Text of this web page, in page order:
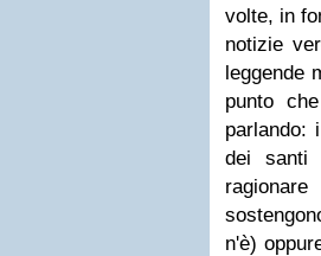
volte, in
notizie
leggende
punto
parlando:
dei santi
n'è)